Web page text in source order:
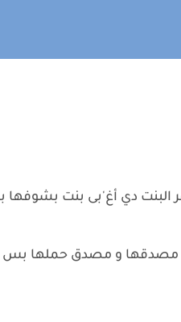
دي أغ'بى بنت بشوفها
مصدقها و مصدق حملها بس